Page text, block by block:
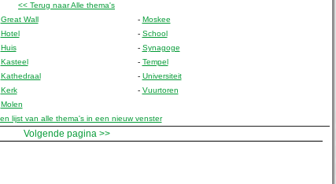
<< Terug naar Alle thema's
Great Wall
Hotel
Huis
Kasteel
Kathedraal
Kerk
Molen
- Moskee
- School
- Synagoge
- Tempel
- Universiteit
- Vuurtoren
lijst van alle thema's in een nieuw venster
Volgende pagina >>